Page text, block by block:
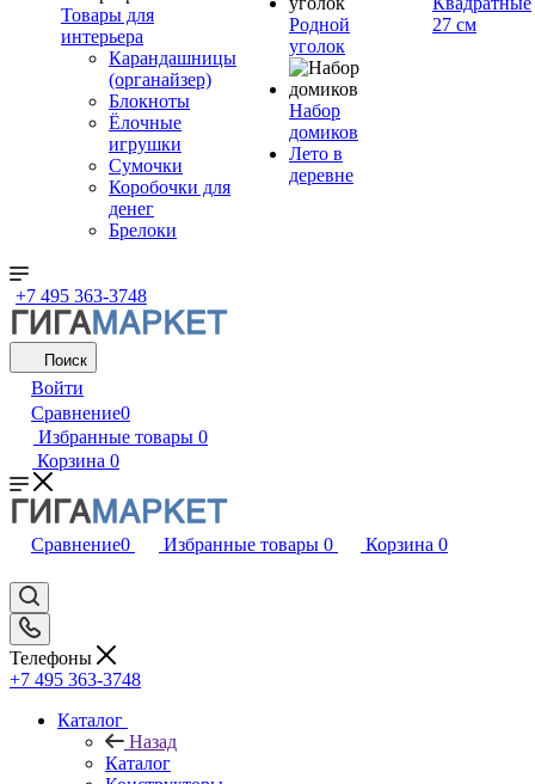
Товары для
интерьера
Карандашницы
(органайзер)
Блокноты
Ёлочные
игрушки
Сумочки
Коробочки для
денег
Брелоки
Родной
уголок
Набор
домиков
Лето в
деревне
27 см
+7 495 363-3748
Поиск
Войти
Сравнение0
Избранные товары 0
Корзина 0
Сравнение0 Избранные товары 0 Корзина 0
Телефоны
+7 495 363-3748
Каталог
Назад
Каталог